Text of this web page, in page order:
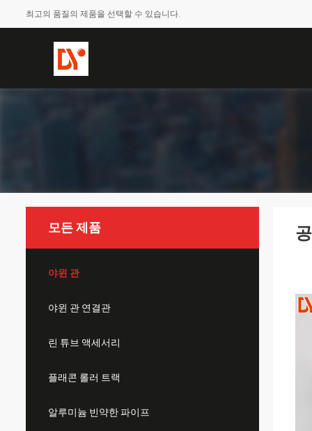
최고의 품질의 제품을 선택할 수 있습니다.
모든 제품
야윈 관
야윈 관 연결관
린 튜브 액세서리
플래콘 롤러 트랙
알루미늄 빈약한 파이프